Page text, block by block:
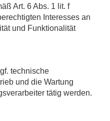
Art. 6 Abs. 1 lit. f
Interesses an
und Funktionalität
technische
und die Wartung
tätig werden.